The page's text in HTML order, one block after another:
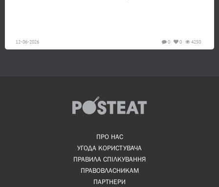
12-06-2026 4250
0
0
ПРО НАС
УГОДА КОРИСТУВАЧА
ПРАВИЛА СПІЛКУВАННЯ
ПРАВОВЛАСНИКАМ
ПАРТНЕРИ